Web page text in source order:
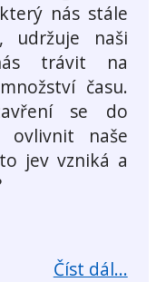
nás stále
naši
trávit na
času.
se do
ovlivnit naše
jev vzniká a
Číst dál...